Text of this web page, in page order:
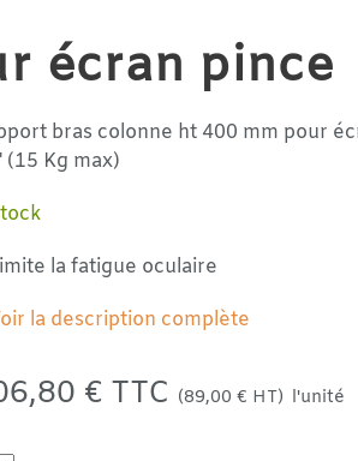
écran pince
bras colonne ht 400 mm pour
(15 Kg max)
la fatigue oculaire
la description complète
€ TTC (89,00 € HT) l'unité